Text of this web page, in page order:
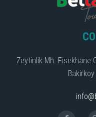
Zeytinlik Mh. Fisekhane